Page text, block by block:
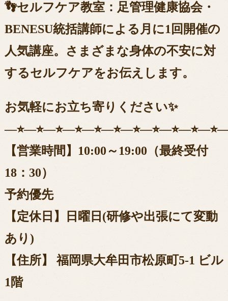
👣セルフケア教室：足管理健康協会・
BENESU統括講師による月に1回開催の
人気講座。さまざまな身体の不安に対
するセルフケアをお伝えします。
お気軽にお立ち寄りください✨
【営業時間】10:00～19:00（最終受付
18：30）
予約優先
【定休日】日曜日(研修や出張にて変動
あり)
【住所】 福岡県大牟田市松原町5-1 ビル
1階